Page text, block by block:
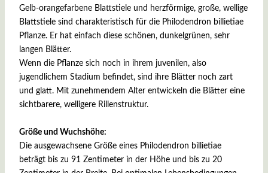
Gelb-orangefarbene Blattstiele und herzförmige, große, wellige
Blattstiele sind charakteristisch für die Philodendron billietiae
Pflanze. Er hat einfach diese schönen, dunkelgrünen, sehr
langen Blätter.
Wenn die Pflanze sich noch in ihrem juvenilen, also
jugendlichem Stadium befindet, sind ihre Blätter noch zart
und glatt. Mit zunehmendem Alter entwickeln die Blätter eine
sichtbarere, welligere Rillenstruktur.
Größe und Wuchshöhe:
Die ausgewachsene Größe eines Philodendron billietiae
beträgt bis zu 91 Zentimeter in der Höhe und bis zu 20